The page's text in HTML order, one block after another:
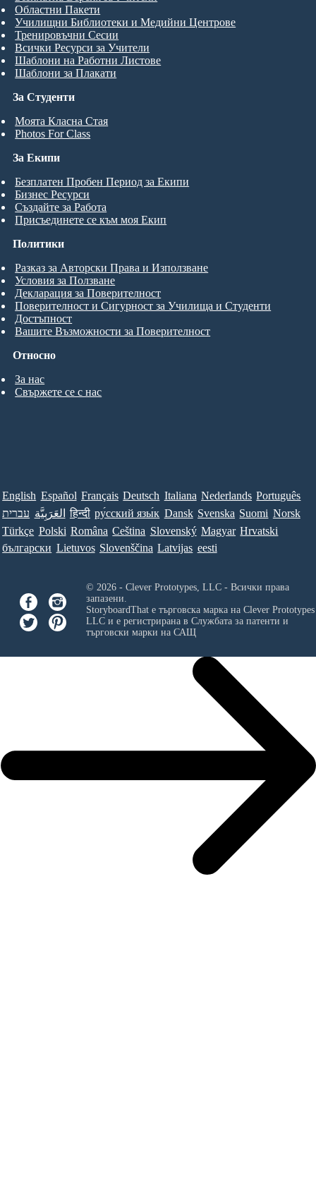
За Студенти
Моята Класна Стая
Photos For Class
Областни Пакети
Училищни Библиотеки и Медийни Центрове
Тренировъчни Сесии
Всички Ресурси за Учители
Шаблони на Работни Листове
Шаблони за Плакати
За Екипи
Безплатен Пробен Период за Екипи
Бизнес Ресурси
Създайте за Работа
Присъединете се към моя Екип
Относно
За нас
Свържете се с нас
Политики
Разказ за Авторски Права и Използване
Условия за Ползване
Декларация за Поверителност
Поверителност и Сигурност за Училища и Студенти
Достъпност
Вашите Възможности за Поверителност
English Español Français Deutsch Italiana Nederlands Português
עברית العَرَبِيَّة हिन्दी ру́сский язы́к Dansk Svenska Suomi Norsk
Türkçe Polski Româna Ceština Slovenský Magyar Hrvatski
български Lietuvos Slovenščina Latvijas eesti
© 2026 - Clever Prototypes, LLC - Всички права
запазени.
StoryboardThat е търговска марка на Clever
LLCи е регистрирана в Службата за патенти и
търговски марки на САЩ